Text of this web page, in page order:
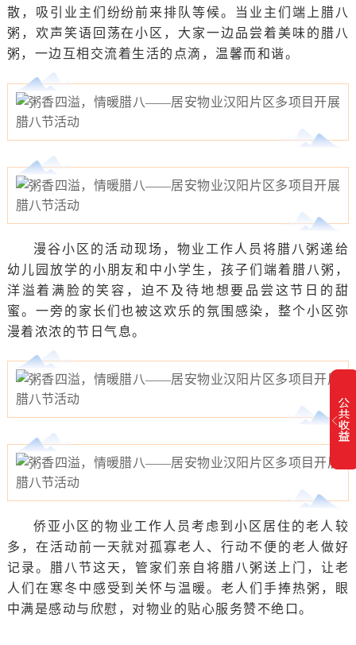
散，吸引业主们纷纷前来排队等候。当业主们端上腊八
粥，欢声笑语回荡在小区，大家一边品尝着美味的腊八
粥，一边互相交流着生活的点滴，温馨而和谐。
漫谷小区的活动现场，物业工作人员将腊八粥递给
幼儿园放学的小朋友和中小学生，孩子们端着腊八粥，
洋溢着满脸的笑容，迫不及待地想要品尝这节日的甜
蜜。一旁的家长们也被这欢乐的氛围感染，整个小区弥
漫着浓浓的节日气息。
侨亚小区的物业工作人员考虑到小区居住的老人较
多，在活动前一天就对孤寡老人、行动不便的老人做好
记录。腊八节这天，管家们亲自将腊八粥送上门，让老
人们在寒冬中感受到关怀与温暖。老人们手捧热粥，眼
中满是感动与欣慰，对物业的贴心服务赞不绝口。